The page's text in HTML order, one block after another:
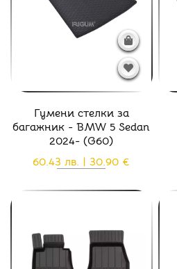
Гумени стелки за
багажник - BMW 5 Sedan
2024- (G60)
60.43 лв. | 30.90 €